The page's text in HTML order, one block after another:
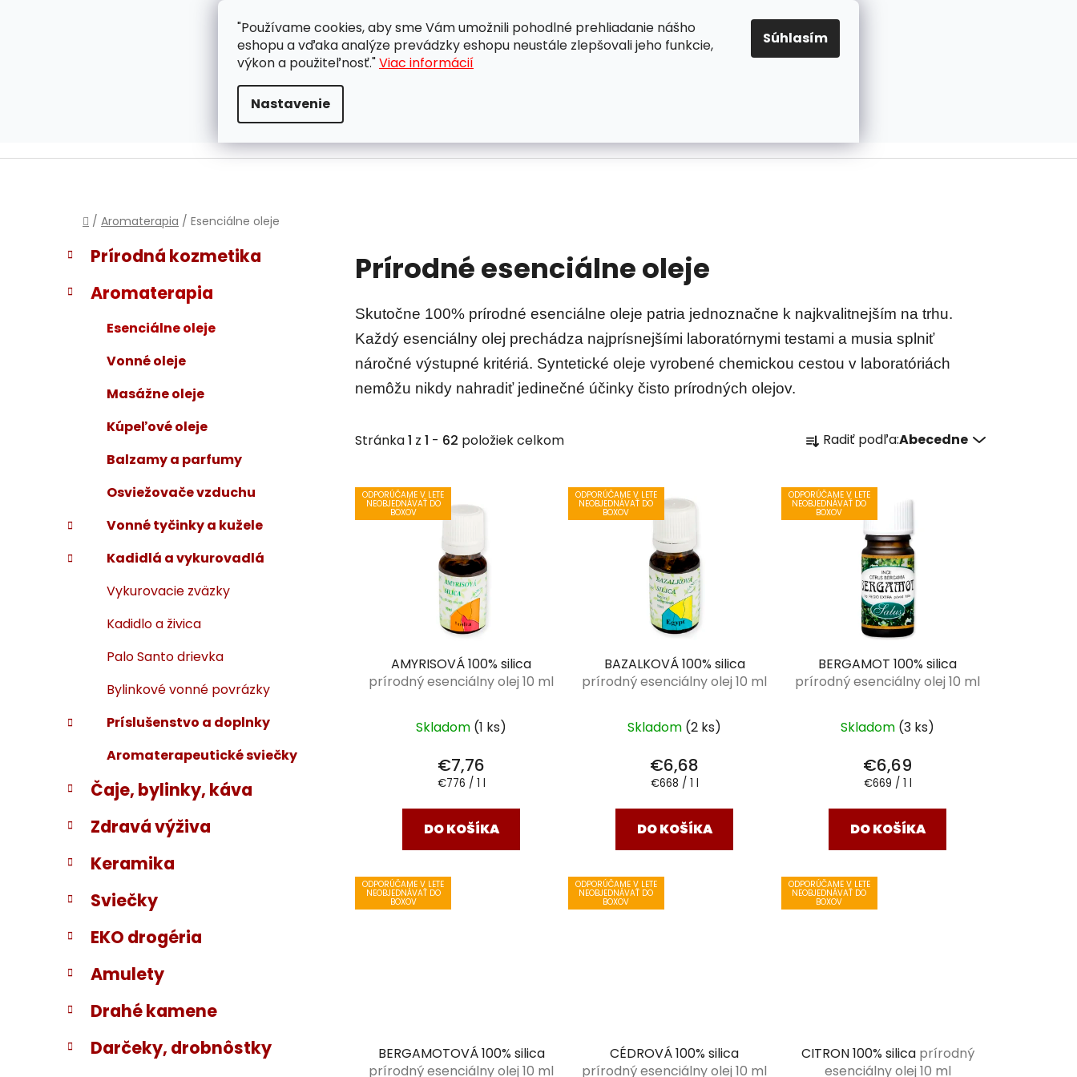
"Používame cookies, aby sme Vám umožnili pohodlné prehliadanie nášho
eshopu a vďaka analýze prevádzky eshopu neustále zlepšovali jeho funkcie,
výkon a použiteľnosť."Viac informácií
Nastavenie
Súhlasím
ZÁKAZNÍCKA PODPORA OBCHODNÉ PODMIENKY OCHRANA OSOBNÝCH ÚDAJOV PRAVIDLÁ PRE COOKIES
EUR
Domov
/ Aromaterapia / Esenciálne oleje
B
o
č
Preskočiť
kategórie
K
a
t
e
Prírodná kozmetika
Aromaterapia
Esenciálne oleje
Vonné oleje
Masážne oleje
Kúpeľové oleje
Balzamy a parfumy
Osviežovače vzduchu
Vonné tyčinky a kužele
Kadidlá a vykurovadlá
Vykurovacie zväzky
Kadidlo a živica
Palo Santo drievka
Bylinkové vonné povrázky
Príslušenstvo a doplnky
Aromaterapeutické sviečky
Čaje, bylinky, káva
Zdravá výživa
Keramika
Sviečky
EKO drogéria
Amulety
Drahé kamene
Darčeky, drobnôstky
Prírodné esenciálne oleje
Skutočne 100% prírodné esenciálne oleje patria jednoznačne k najkvalitnejším na trhu.
Každý esenciálny olej prechádza najprísnejšími laboratórnymi testami a musia splniť
náročné výstupné kritériá. Syntetické oleje vyrobené chemickou cestou v laboratóriách
nemôžu nikdy nahradiť jedinečné účinky čisto prírodných olejov.
Stránka1 z 1 - 62 položiek celkom a
e
n
k
Radiť podľa:Abecedne
VODPORÚČAME V LETE
NEOBJEDNÁVAŤ DO
BOXOV
AMYRISOVÁ 100% silica
prírodný esenciálny olej 10 ml
Skladom (1 ks)
€7,76
Jednotková
€776 / 1 l
DO KOŠÍKA
ODPORÚČAME V LETE
NEOBJEDNÁVAŤ DO
BOXOV
BAZALKOVÁ 100% silica
prírodný esenciálny olej 10 ml
Skladom (2 ks)
€6,68
Jednotková
€668 / 1 l
DO KOŠÍKA
ODPORÚČAME V LETE
NEOBJEDNÁVAŤ DO
BOXOV
BERGAMOT 100% silica
prírodný esenciálny olej 10 ml
Skladom (3 ks)
€6,69
Jednotková
€669 / 1 l
DO KOŠÍKA
ODPORÚČAME V LETE
NEOBJEDNÁVAŤ DO
BOXOV
BERGAMOTOVÁ 100% silica
prírodný esenciálny olej 10 ml
ODPORÚČAME V LETE
NEOBJEDNÁVAŤ DO
BOXOV
CÉDROVÁ 100% silica
prírodný esenciálny olej 10 ml
ODPORÚČAME V LETE
NEOBJEDNÁVAŤ DO
BOXOV
CITRON 100% silica prírodný
esenciálny olej 10 ml